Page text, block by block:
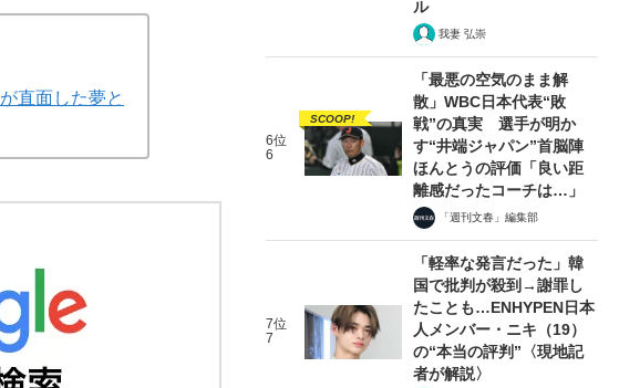
直面した夢と
ル
我妻 弘崇
6位
6
SCOOP!
「最悪の空気のまま解
散」WBC日本代表“敗
戦”の真実 選手が明か
す“井端ジャパン”首脳陣
ほんとうの評価「良い距
離感だったコーチは…」
「週刊文春」編集部
7位
7
「軽率な発言だった」韓
国で批判が殺到→謝罪し
たことも…ENHYPEN日本
人メンバー・ニキ（19）
の“本当の評判”〈現地記
者が解説〉